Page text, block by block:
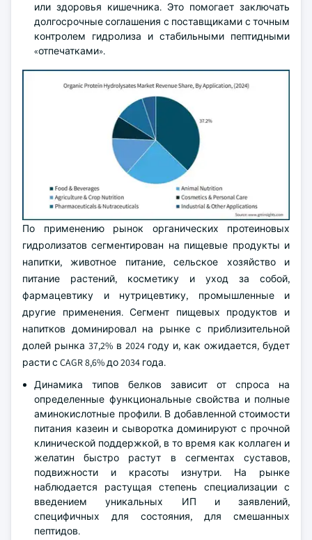
или здоровья кишечника. Это помогает заключать
долгосрочные соглашения с поставщиками с точным
контролем гидролиза и стабильными пептидными
«отпечатками».
По применению рынок органических протеиновых
гидролизатов сегментирован на пищевые продукты и
напитки, животное питание, сельское хозяйство и
питание растений, косметику и уход за собой,
фармацевтику и нутрицевтику, промышленные и
другие применения. Сегмент пищевых продуктов и
напитков доминировал на рынке с приблизительной
долей рынка 37,2% в 2024 году и, как ожидается, будет
расти с CAGR 8,6% до 2034 года.
Динамика типов белков зависит от спроса на
определенные функциональные свойства и полные
аминокислотные профили. В добавленной стоимости
питания казеин и сыворотка доминируют с прочной
клинической поддержкой, в то время как коллаген и
желатин быстро растут в сегментах суставов,
подвижности и красоты изнутри. На рынке
наблюдается растущая степень специализации с
введением уникальных ИП и заявлений,
специфичных для состояния, для смешанных
пептидов.